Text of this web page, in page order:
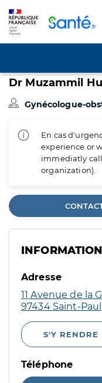
Dr Muzammil
Gynécologue-
En cas
experience or
immediatly
organization).
Adresse
11 Avenue de la
97434 Saint-Paul
S'Y RENDRE
Téléphone